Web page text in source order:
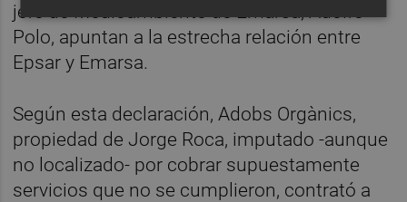
jefe de Medioambiente de Emarsa, Adolfo
Polo, apuntan a la estrecha relación entre
Epsar y Emarsa.
Según esta declaración, Adobs Orgànics,
propiedad de Jorge Roca, imputado -aunque
no localizado- por cobrar supuestamente
servicios que no se cumplieron, contrató a